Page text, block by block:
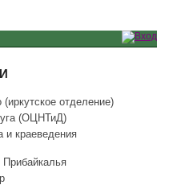
отделение)
(ОЦНТиД)
и краеведения
Прибайкалья